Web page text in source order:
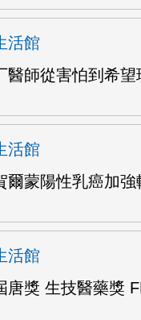
活館
醫師從害怕到希
活館
爾蒙陽性乳癌加強
活館
唐獎 生技醫藥獎